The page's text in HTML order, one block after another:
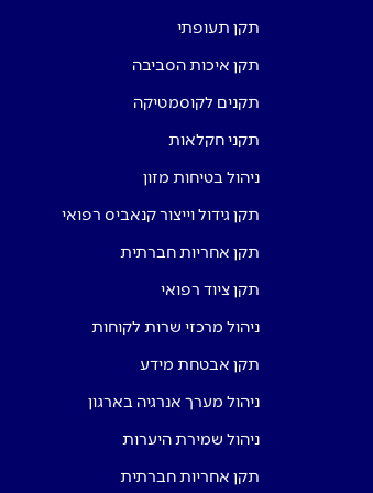
תקן תעופתי
תקן איכות הסביבה
תקנים לקוסמטיקה
תקני חקלאות
ניהול בטיחות מזון
תקן גידול וייצור קנאביס רפואי
תקן אחריות חברתית
תקן ציוד רפואי
ניהול מרכזי שרות לקוחות
תקן אבטחת מידע
ניהול מערך אנרגיה בארגון
ניהול שמירת היערות
תקן אחריות חברתית